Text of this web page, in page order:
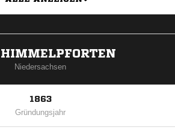
Niedersachsen
1863
Gründungsjahr